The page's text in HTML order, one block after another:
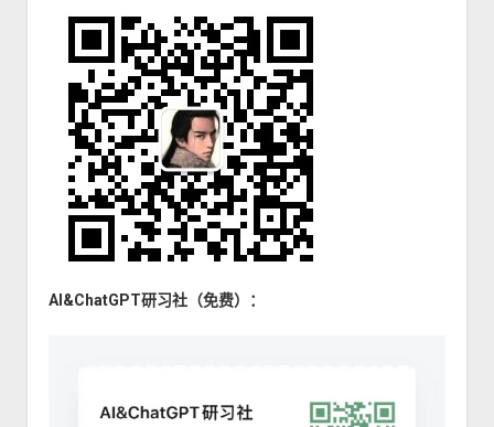
AI&ChatGPT研习社（免费）：